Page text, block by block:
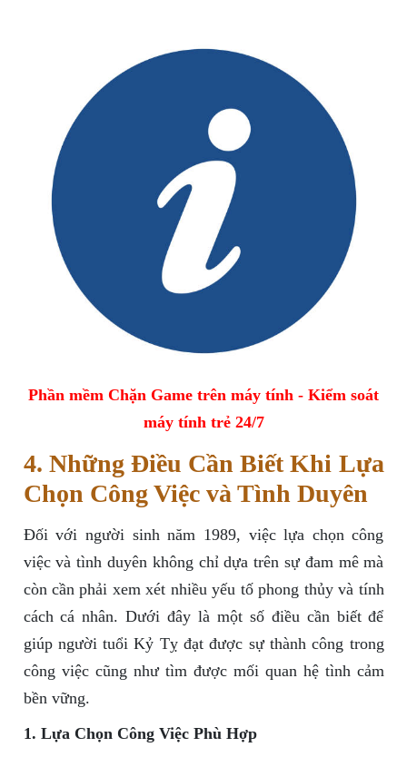
Phần mềm Chặn Game trên máy tính - Kiểm soát
máy tính trẻ 24/7
4. Những Điều Cần Biết Khi Lựa
Chọn Công Việc và Tình Duyên
Đối với người sinh năm 1989, việc lựa chọn công
việc và tình duyên không chỉ dựa trên sự đam mê mà
còn cần phải xem xét nhiều yếu tố phong thủy và tính
cách cá nhân. Dưới đây là một số điều cần biết để
giúp người tuổi Kỷ Tỵ đạt được sự thành công trong
công việc cũng như tìm được mối quan hệ tình cảm
bền vững.
1. Lựa Chọn Công Việc Phù Hợp